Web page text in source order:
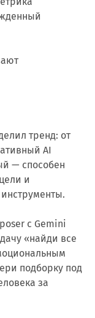
тренд: от
AI
— способен
и
с Gemini
«найди все
подборку под
за